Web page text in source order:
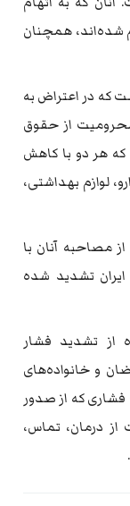
محکوم شده‌اند، همچنان
روز و کریگ فورمن ۵۸ روز است که در اعتراض به
از حقوق
که هر دو با کاهش
لوازم بهداشتی،
مصاحبه آنان با
ایران تشدید شده
از تشدید فشار
و خانواده‌های
فشاری که از صدور
درمان، تماس،